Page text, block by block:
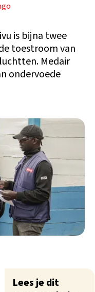
is bijna twee
toestroom van
Medair
ondervoede
Lees je dit